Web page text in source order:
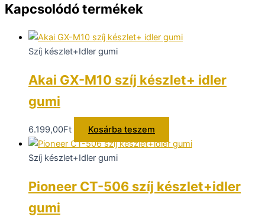
Kapcsolódó termékek
Szíj készlet+Idler gumi
Akai GX-M10 szíj készlet+ idler
gumi
6.199,00Ft Kosárba teszem
Szíj készlet+Idler gumi
Pioneer CT-506 szíj készlet+idler
gumi